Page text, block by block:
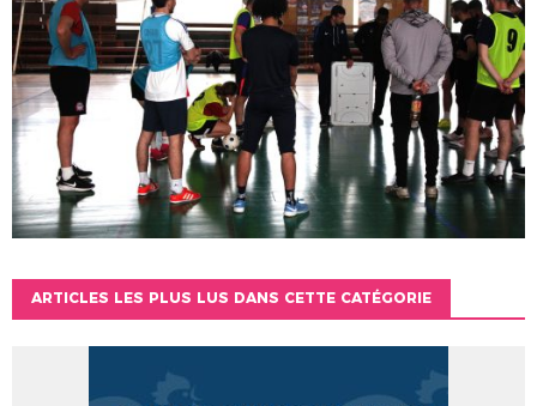
ARTICLES LES PLUS LUS DANS CETTE CATÉGORIE